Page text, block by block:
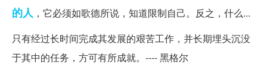
的人 ，它必须如歌德所说，知道限制自己。反之，什么...
只有经过长时间完成其发展的艰苦工作，并长期埋头沉没
于其中的任务，方可有所成就。---- 黑格尔